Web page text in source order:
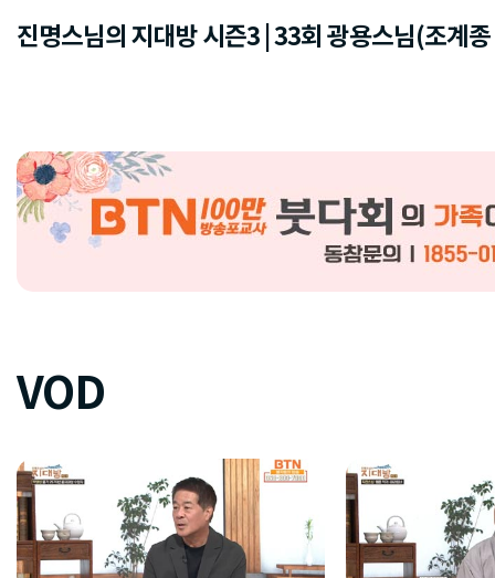
진명스님의 지대방 시즌3 | 33회 광용스님(조계